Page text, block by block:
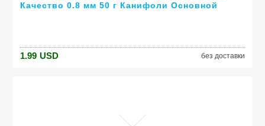
Качество 0.8 мм 50 г Канифоли Основной
1.99 USD без доставки